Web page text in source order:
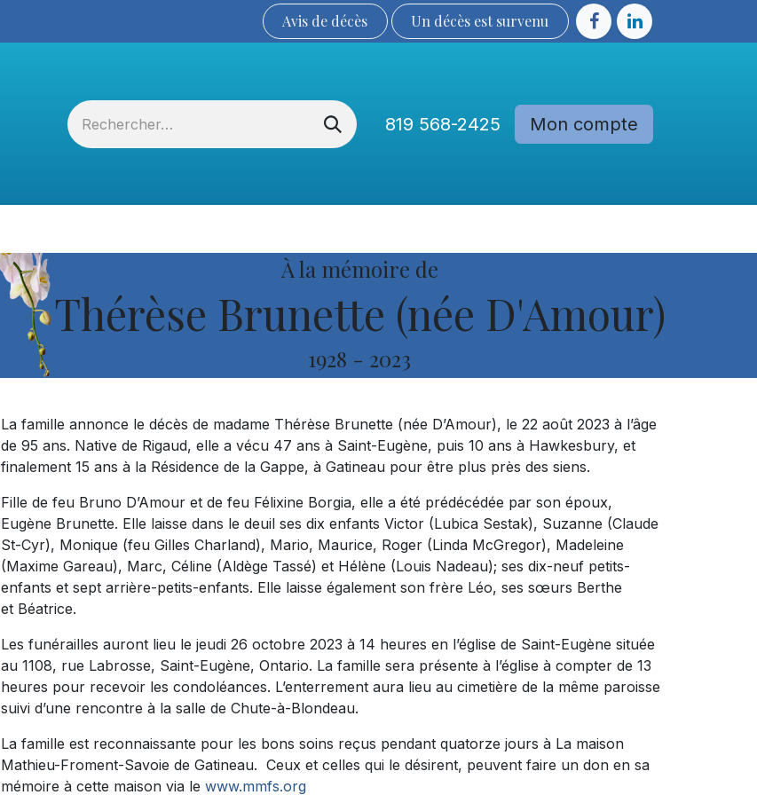
Avis de décès Un décès est sur​​​​​​​​ve​nu​​​​​​​​​​
819 568-2425 Mon compte
À la mémoire de
Thérèse Brunette (née D'Amour)
1928 - 2023
La famille annonce le décès de madame Thérèse Brunette (née D’Amour), le 22 août 2023 à l’âge
de 95 ans. Native de Rigaud, elle a vécu 47 ans à Saint-Eugène, puis 10 ans à Hawkesbury, et
finalement 15 ans à la Résidence de la Gappe, à Gatineau pour être plus près des siens.
Fille de feu Bruno D’Amour et de feu Félixine Borgia, elle a été prédécédée par son époux,
Eugène Brunette. Elle laisse dans le deuil ses dix enfants Victor (Lubica Sestak), Suzanne (Claude
St-Cyr), Monique (feu Gilles Charland), Mario, Maurice, Roger (Linda McGregor), Madeleine
(Maxime Gareau), Marc, Céline (Aldège Tassé) et Hélène (Louis Nadeau); ses dix-neuf petits-
enfants et sept arrière-petits-enfants. Elle laisse également son frère Léo, ses sœurs Berthe
et Béatrice.
Les funérailles auront lieu le jeudi 26 octobre 2023 à 14 heures en l’église de Saint-Eugène située
au 1108, rue Labrosse, Saint-Eugène, Ontario. La famille sera présente à l’église à compter de 13
heures pour recevoir les condoléances. L’enterrement aura lieu au cimetière de la même paroisse
suivi d’une rencontre à la salle de Chute-à-Blondeau.
La famille est reconnaissante pour les bons soins reçus pendant quatorze jours à La maison
Mathieu-Froment-Savoie de Gatineau. Ceux et celles qui le désirent, peuvent faire un don en sa
mémoire à cette maison via le www.mmfs.org